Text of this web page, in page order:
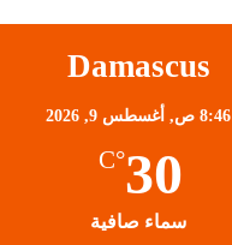
Damascus
8:46 ص, أغسطس 9, 2026
30
°C
سماء صافية